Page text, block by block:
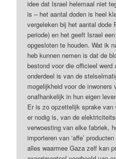
idee dat Israel helemaal niet
is – het aantal doden is heel
vergeleken bij het aantal dode
periode) en het geeft Israel
opgesloten te houden. Wat ik
heb kunnen nemen is dat de
bestond voor die officieel werd
onderdeel is van de
mogelijkheid voor de inwoners
onafhankelijk in hun eigen
Er is zo opzettelijk sprake van
er nodig is, van de
verwoesting van elke fabriek,
importeren van ‘affe’
alles waarmee Gaza zelf kan